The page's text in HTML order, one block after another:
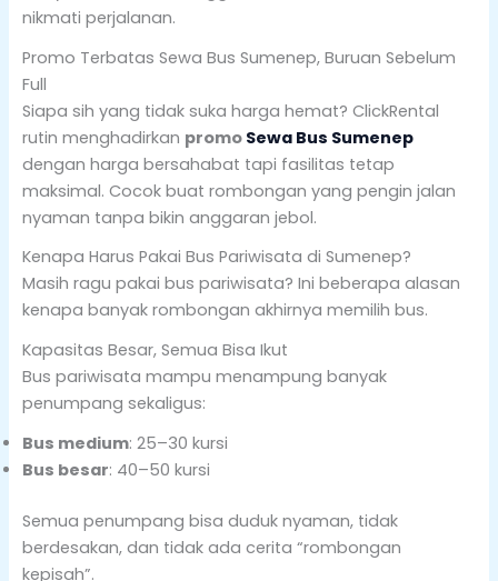
nikmati perjalanan.
Promo Terbatas Sewa Bus Sumenep, Buruan Sebelum
Full
Siapa sih yang tidak suka harga hemat? ClickRental
rutin menghadirkan promo Sewa Bus Sumenep
dengan harga bersahabat tapi fasilitas tetap
maksimal. Cocok buat rombongan yang pengin jalan
nyaman tanpa bikin anggaran jebol.
Kenapa Harus Pakai Bus Pariwisata di Sumenep?
Masih ragu pakai bus pariwisata? Ini beberapa alasan
kenapa banyak rombongan akhirnya memilih bus.
Kapasitas Besar, Semua Bisa Ikut
Bus pariwisata mampu menampung banyak
penumpang sekaligus:
Bus medium: 25–30 kursi
Bus besar: 40–50 kursi
Semua penumpang bisa duduk nyaman, tidak
berdesakan, dan tidak ada cerita “rombongan
kepisah”.